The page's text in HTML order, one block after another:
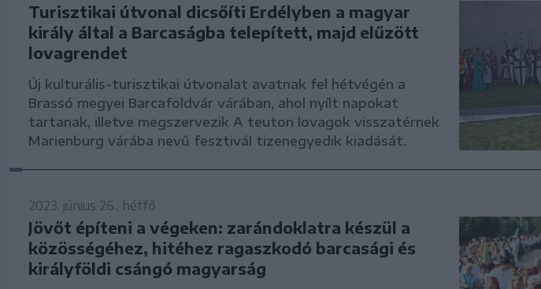
Turisztikai útvonal dicsőíti Erdélyben a magyar
király által a Barcaságba telepített, majd elűzött
lovagrendet
Új kulturális-turisztikai útvonalat avatnak fel hétvégén a
Brassó megyei Barcaföldvár várában, ahol nyílt napokat
tartanak, illetve megszervezik A teuton lovagok visszatérnek
Marienburg várába nevű fesztivál tizenegyedik kiadását.
2023. június 26., hétfő
Jövőt építeni a végeken: zarándoklatra készül a
közösségéhez, hitéhez ragaszkodó barcasági és
királyföldi csángó magyarság